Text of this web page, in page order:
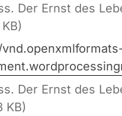
Der Ernst des
Der Ernst des
KB)